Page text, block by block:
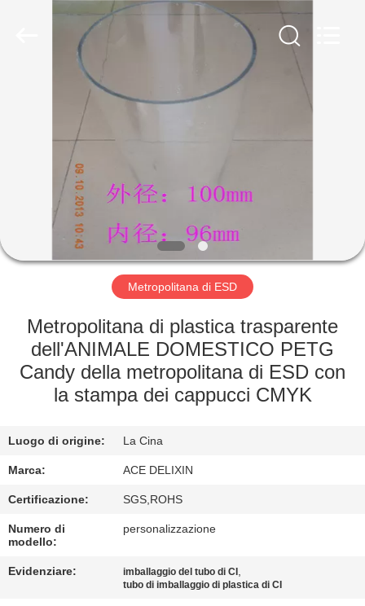
PRODOTTI
CIRCA
GIRO
FABBRICA
CONTROLLO
CONTATTICI
NOTIZIE
RICHIEDA
Metropolitana di ESD
Metropolitana di plastica trasparente
dell'ANIMALE DOMESTICO PETG
Candy della metropolitana di ESD con
la stampa dei cappucci CMYK
Luogo di origine: La Cina
Marca: ACE DELIXIN
Certificazione: SGS,ROHS
Numero di
modello:
personalizzazione
Evidenziare: imballaggio del tubo di CI ,
tubo di imballaggio di plastica di CI